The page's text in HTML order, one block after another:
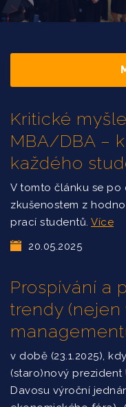
Kritické
MBA/DBA –
každého
V tomto článku se po
zkušenostem z
prací studentů. Více
20.05.2025
Prospívání a
trendy
v době (23.1.2025),
(staro)nový prezident
Davosu výroční